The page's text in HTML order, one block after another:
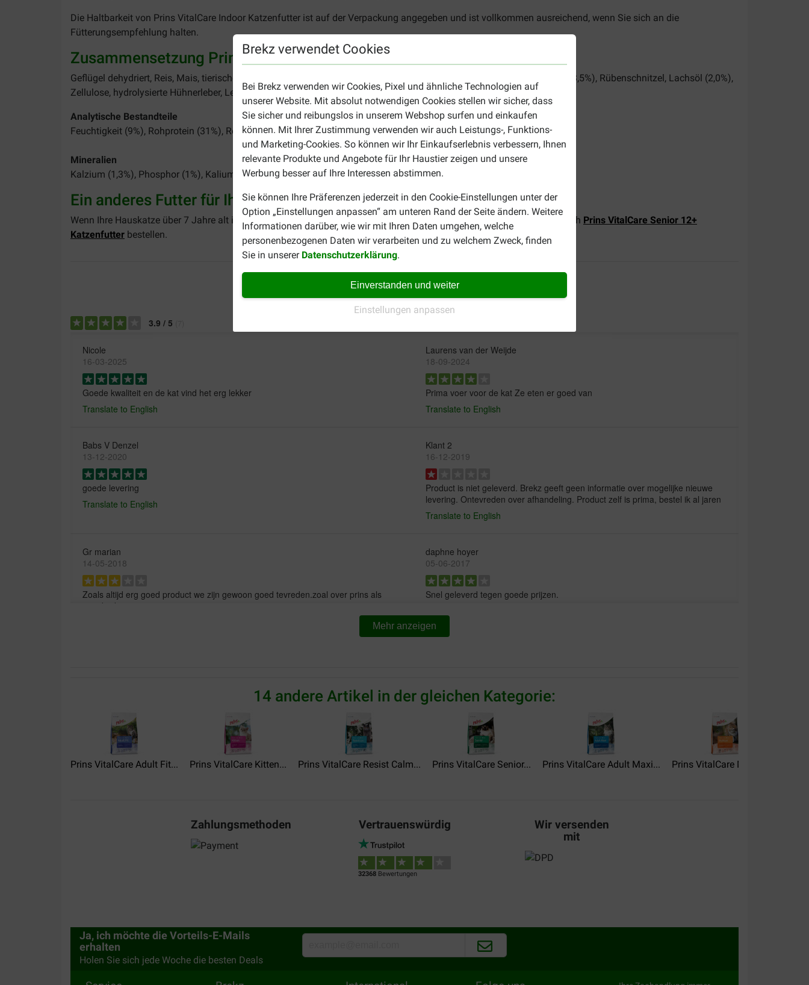
Brekz verwendet Cookies
Bei Brekz verwenden wir Cookies, Pixel und ähnliche Technologien auf
unserer Website. Mit absolut notwendigen Cookies stellen wir sicher, dass
Sie sicher und reibungslos in unserem Webshop surfen und einkaufen
können. Mit Ihrer Zustimmung verwenden wir auch Leistungs-, Funktions-
und Marketing-Cookies. So können wir Ihr Einkaufserlebnis verbessern, Ihnen
relevante Produkte und Angebote für Ihr Haustier zeigen und unsere
Werbung besser auf Ihre Interessen abstimmen.
Sie können Ihre Präferenzen jederzeit in den Cookie-Einstellungen unter der
Option „Einstellungen anpassen“ am unteren Rand der Seite ändern. Weitere
Informationen darüber, wie wir mit Ihren Daten umgehen, welche
personenbezogenen Daten wir verarbeiten und zu welchem Zweck, finden
Sie in unserer Datenschutzerklärung.
Einverstanden und weiter
Einstellungen anpassen
Die Haltbarkeit von Prins VitalCare Indoor Katzenfutter ist auf der Verpackung angegeben und ist vollkommen ausreichend, wenn Sie sich an die
Fütterungsempfehlung halten.
Zusammensetzung Prins VitalCare Indoor Katzenfutter
Geflügel dehydriert, Reis, Mais, tierisches Fett (Geflügel, Rindfleisch), Maiskleber, Volleipulver, pflanzliche Ballaststoffe (3,5%), Rübenschnitzel, Lachsöl (2,0%),
Zellulose, hydrolysierte Hühnerleber, Leinöl, Hefeinlysat, Fructo-Oligo-Saccharide (FOS) (0,04%)/
Analytische Bestandteile
Feuchtigkeit (9%), Rohprotein (31%), Rohfett (15%), Rohasche (7%), Rohfaser (5%).
Mineralien
Kalzium (1,3%), Phosphor (1%), Kalium (0,6%), Magnesium (0,07%) und Natrium (0,5%).
Ein anderes Futter für Ihre Hauskatze?
Wenn Ihre Hauskatze über 7 Jahre alt ist, können Sie auf Prins VitalCare Senior Katzenfutter wechseln. Sie können auch Prins VitalCare Senior 12+
Katzenfutter bestellen.
3.9 / 5
Nicole
16-03-2025
Goede kwaliteit en de kat vind het erg lekker
Translate to English
Laurens van der Weijde
18-09-2024
Prima voer voor de kat Ze eten er goed van
Translate to English
Babs V Denzel
13-12-2020
goede levering
Translate to English
Klant 2
16-12-2019
Product is niet geleverd. Brekz geeft geen informatie over mogelijke nieuwe
levering. Ontevreden over afhandeling. Product zelf is prima, bestel ik al jaren
Translate to English
Gr marian
14-05-2018
Zoals altijd erg goed product we zijn gewoon goed tevreden.zoal over prins als
over brekz
daphne hoyer
05-06-2017
Snel geleverd tegen goede prijzen.
De katten zijn er gek op en hun vacht word er super glanzend van.
Translate to English
Mehr anzeigen
14 andere Artikel in der gleichen Kategorie:
Prins VitalCare Adult Fit... Prins VitalCare Kitten... Prins VitalCare Resist Calm... Prins VitalCare Senior... Prins VitalCare Adult Maxi... Prins VitalCare Multicat...
Zahlungsmethoden Vertrauenswürdig
32368Bewertungen
Wir versenden
mit
Ja, ich möchte die Vorteils-E-Mails
erhalten
Holen Sie sich jede Woche die besten Deals